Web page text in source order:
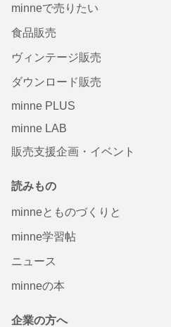
minneで売りたい
食品販売
ヴィンテージ販売
ダウンロード販売
minne PLUS
minne LAB
販売支援企画・イベント
読みもの
minneとものづくりと
minne学習帖
ニュース
minneの本
企業の方へ